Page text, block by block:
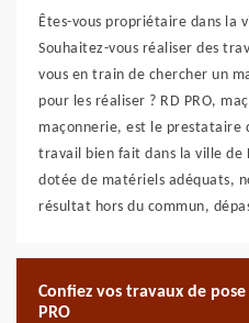
Êtes-vous propriétaire dans la
Souhaitez-vous réaliser des
vous en train de chercher un
pour les réaliser ? RD PRO,
maçonnerie, est le prestataire
travail bien fait dans la ville de
dotée de matériels adéquats,
résultat hors du commun,
Confiez vos travaux de
PRO